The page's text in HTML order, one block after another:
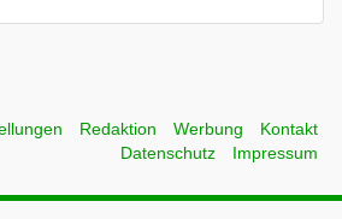
Redaktion Werbung
Kontakt
Datenschutz
Impressum